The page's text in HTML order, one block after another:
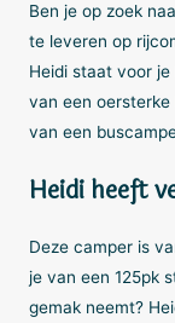
Ben je op zoek
te leveren op
Heidi staat voor
van een
van een
Heidi heeft
Deze camper is
je van een 125pk
gemak neemt?